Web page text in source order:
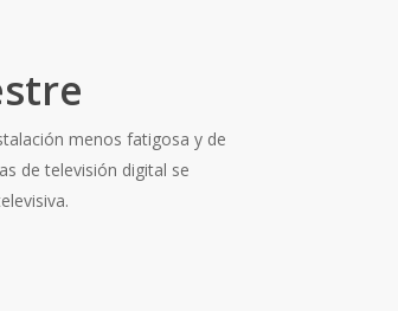
menos fatigosa y de
de televisión digital se